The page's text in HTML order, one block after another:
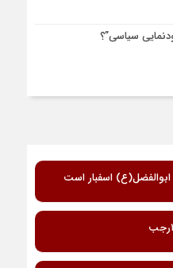
سیاسی”؟
اسفبار است